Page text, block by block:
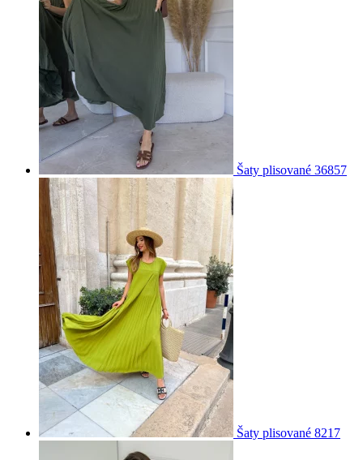
Šaty plisované 36857
Šaty plisované 8217